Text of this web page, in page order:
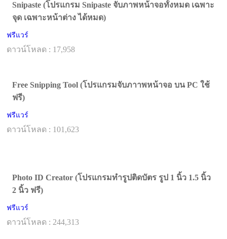
Snipaste (โปรแกรม Snipaste จับภาพหน้าจอทั้งหมด เฉพาะ
จุด เฉพาะหน้าต่าง ได้หมด)
ฟรีแวร์
ดาวน์โหลด : 17,958
Free Snipping Tool (โปรแกรมจับภาาพหน้าจอ บน PC ใช้
ฟรี)
ฟรีแวร์
ดาวน์โหลด : 101,623
Photo ID Creator (โปรแกรมทำรูปติดบัตร รูป 1 นิ้ว 1.5 นิ้ว
2 นิ้ว ฟรี)
ฟรีแวร์
ดาวน์โหลด : 244,313